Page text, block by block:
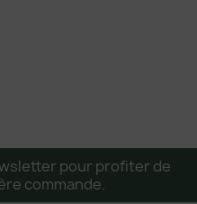
pour profiter de
commande.